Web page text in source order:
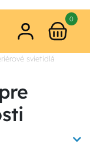
0
svietidlá